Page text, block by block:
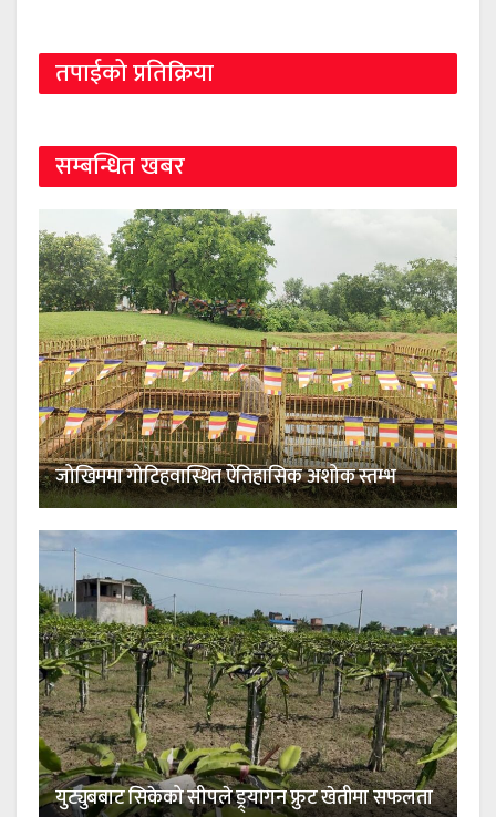
तपाईको प्रतिक्रिया
सम्बन्धित खबर
जोखिममा गोटिहवास्थित ऐतिहासिक अशोक स्तम्भ
युट्युबबाट सिकेको सीपले ड्र्यागन फ्रुट खेतीमा सफलता